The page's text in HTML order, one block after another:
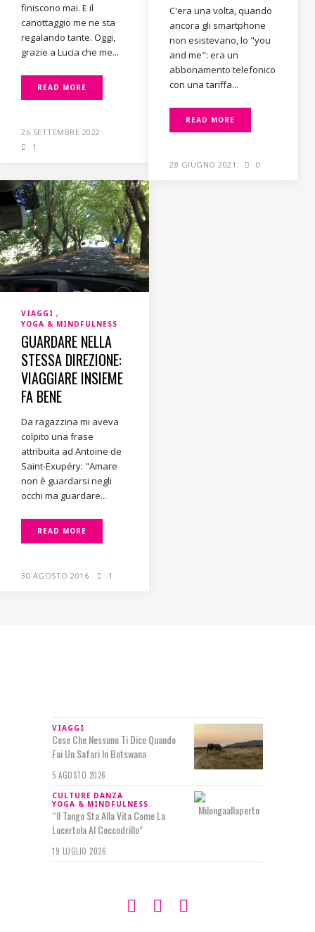
finiscono mai. E il
canottaggio me ne sta
regalando tante. Oggi,
grazie a Lucia che me...
READ MORE
26 SETTEMBRE 2022
1
C'era una volta, quando
ancora gli smartphone
non esistevano, lo "you
and me": era un
abbonamento telefonico
con una tariffa...
READ MORE
28 GIUGNO 2021 0
VIAGGI
YOGA & MINDFULNESS
GUARDARE NELLA
STESSA DIREZIONE:
VIAGGIARE INSIEME
FA BENE
Da ragazzina mi aveva
colpito una frase
attribuita ad Antoine de
Saint-Exupéry: "Amare
non è guardarsi negli
occhi ma guardare...
READ MORE
30 AGOSTO 2016 1
VIAGGI
Cose Che Nessuno Ti Dice Quando
Fai Un Safari In Botswana
5 AGOSTO 2026
CULTURE DANZA
YOGA & MINDFULNESS
“Il Tango Sta Alla Vita Come La
Lucertola Al Coccodrillo”
19 LUGLIO 2026